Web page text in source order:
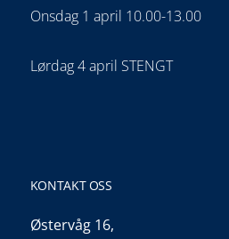
Onsdag 1 april 10.00-13.00
Lørdag 4 april STENGT
KONTAKT OSS
Østervåg 16,